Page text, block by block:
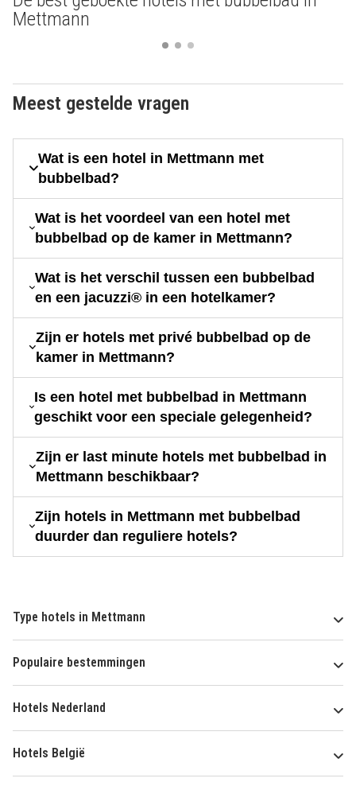
Mettmann
Meest gestelde vragen
Wat is een hotel in Mettmann met
bubbelbad?
Wat is het voordeel van een hotel met
bubbelbad op de kamer in Mettmann?
Wat is het verschil tussen een bubbelbad
en een jacuzzi® in een hotelkamer?
Zijn er hotels met privé bubbelbad op de
kamer in Mettmann?
Is een hotel met bubbelbad in Mettmann
geschikt voor een speciale gelegenheid?
Zijn er last minute hotels met bubbelbad in
Mettmann beschikbaar?
Zijn hotels in Mettmann met bubbelbad
duurder dan reguliere hotels?
Type hotels in Mettmann
Populaire bestemmingen
Hotels Nederland
Hotels België